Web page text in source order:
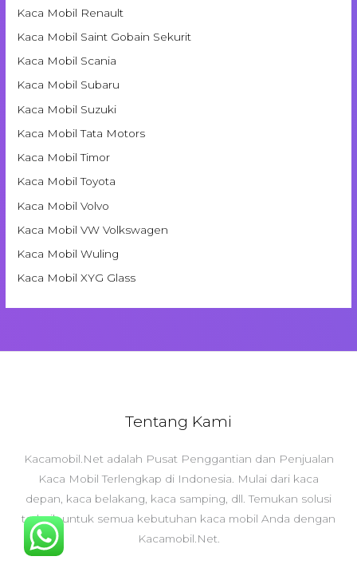
Kaca Mobil Renault
Kaca Mobil Saint Gobain Sekurit
Kaca Mobil Scania
Kaca Mobil Subaru
Kaca Mobil Suzuki
Kaca Mobil Tata Motors
Kaca Mobil Timor
Kaca Mobil Toyota
Kaca Mobil Volvo
Kaca Mobil VW Volkswagen
Kaca Mobil Wuling
Kaca Mobil XYG Glass
Tentang Kami
Kacamobil.Net adalah Pusat Penggantian dan Penjualan
Kaca Mobil Terlengkap di Indonesia. Mulai dari kaca
depan, kaca belakang, kaca samping, dll. Temukan solusi
terbaik untuk semua kebutuhan kaca mobil Anda dengan
Kacamobil.Net.